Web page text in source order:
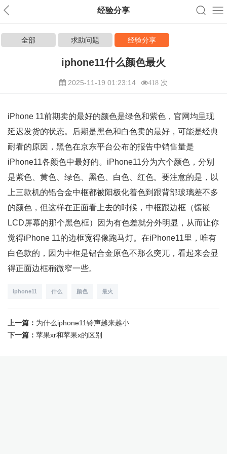
经验分享
全部 求助问题 经验分享
iphone11什么颜色最火
2025-11-19 01:23:14 418 次
iPhone 11前期卖的最好的颜色是绿色和紫色，官网均呈现
延迟发货的状态。后期是黑色和白色卖的最好，可能是经典
耐看的原因，黑色在京东平台公布的报告中销售量是
iPhone11各颜色中最好的。iPhone11分为六个颜色，分别
是紫色、黄色、绿色、黑色、白色、红色。要注意的是，以
上三款机的铝合金中框都被阳极化着色到跟背部玻璃差不多
的颜色，但这样在正面看上去的时候，中框跟边框（镶嵌
LCD屏幕的那个黑色框）因为有色差就分外明显，从而让你
觉得iPhone 11的边框宽得像跑马灯。在iPhone11里，唯有
白色款的，因为中框是铝合金原色不那么突兀，看起来会显
得正面边框稍微窄一些。
iphone11 什么 颜色 最火
上一篇： 为什么iphone11铃声越来越小
下一篇： 苹果xr和苹果x的区别